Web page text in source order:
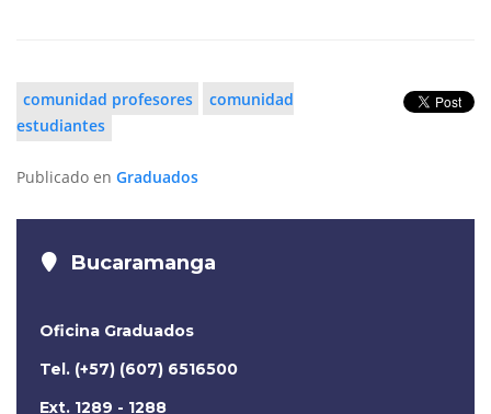
comunidad profesores
comunidad
estudiantes
Publicado en Graduados
Bucaramanga
Oficina Graduados
Tel. (+57) (607) 6516500
Ext. 1289 - 1288